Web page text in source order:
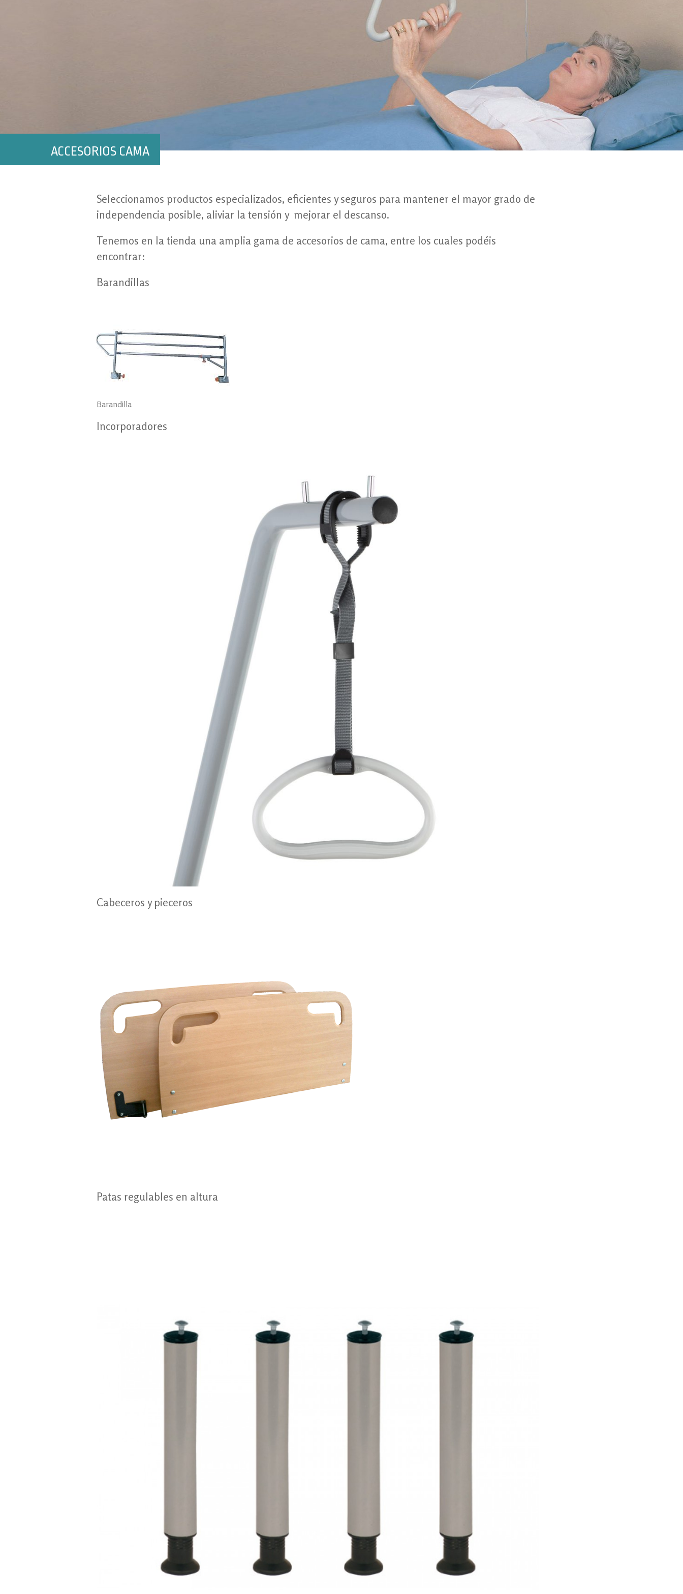
ACCESORIOS CAMA
Seleccionamos productos especializados, eficientes y seguros para mantener el mayor grado de
independencia posible, aliviar la tensión y mejorar el descanso.
Tenemos en la tienda una amplia gama de accesorios de cama, entre los cuales podéis
encontrar:
Barandillas
Barandilla
Incorporadores
Cabeceros y pieceros
Patas regulables en altura